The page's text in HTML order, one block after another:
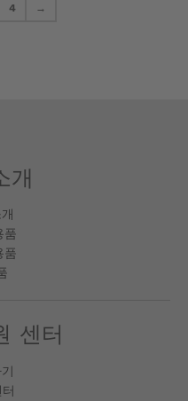
4 →
개
품
품
센터